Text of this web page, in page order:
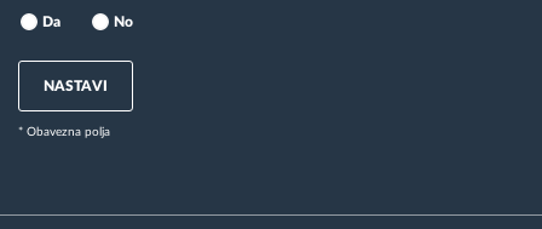
Da No
NASTAVI
* Obavezna polja